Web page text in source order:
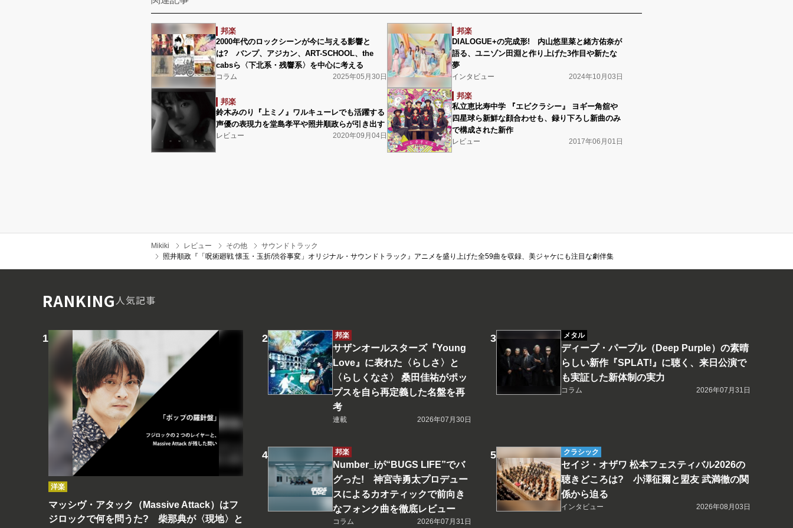
邦楽
2000年代のロックシーンが今に与える影響と
は? バンプ、アジカン、ART-SCHOOL、the
cabsら〈下北系・残響系〉を中心に考える
コラム 2025年05月30日
邦楽
DIALOGUE+の完成形! 内山悠里菜と緒方佑奈が
語る、ユニゾン田淵と作り上げた3作目や新たな
夢
インタビュー 2024年10月03日
邦楽
鈴木みのり『上ミノ』ワルキューレでも活躍する
声優の表現力を堂島孝平や照井順政らが引き出す
レビュー 2020年09月04日
邦楽
私立恵比寿中学 『エビクラシー』 ヨギー角舘や
四星球ら新鮮な顔合わせも、録り下ろし新曲のみ
で構成された新作
レビュー 2017年06月01日
Mikiki レビュー その他
サウンドトラック
照井順政『「呪術廻戦 懐玉・玉折/渋谷事変」オリジナル・サウンドトラック』アニメを盛り上げた全59曲を収録、美ジャケにも注目な劇伴集
RANKING人気記事
洋楽
マッシヴ・アタック（Massive Attack）はフ
ジロックで何を問うた? 柴那典が〈現地〉と
邦楽
サザンオールスターズ『Young
Love』に表れた〈らしさ〉と
〈らしくなさ〉 桑田佳祐がポッ
プスを自ら再定義した名盤を再
考
連載 2026年07月30日
メタル
ディープ・パープル（Deep Purple）の素晴
らしい新作『SPLAT!』に聴く、来日公演で
も実証した新体制の実力
コラム 2026年07月31日
邦楽
Number_iが“BUGS LIFE”でバ
グった! 神宮寺勇太プロデュー
スによるカオティックで前向き
なフォンク曲を徹底レビュー
コラム 2026年07月31日
クラシック
セイジ・オザワ 松本フェスティバル2026の
聴きどころは? 小澤征爾と盟友 武満徹の関
係から迫る
インタビュー 2026年08月03日